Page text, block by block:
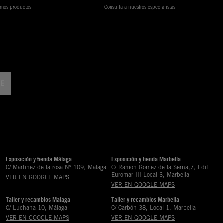
productos Consulta a nuestros especialistas
Exposición y tienda Málaga
C/ Martinez de la rosa Nº 109, Málaga
VER EN GOOGLE MAPS
Exposición y tienda Marbella
C/ Ramón Gómez de la Serna,7, Edif
Euromar III Local 3, Marbella
VER EN GOOGLE MAPS
Taller y recambios Málaga
C/ Luchana 10, Málaga
VER EN GOOGLE MAPS
Taller y recambios Marbella
C/ Carbón 38, Local 1, Marbella
VER EN GOOGLE MAPS